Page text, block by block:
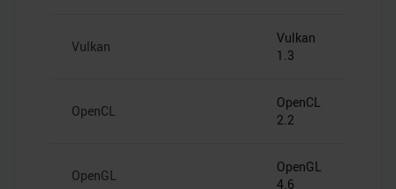
Vulkan
Vulkan
1.3
OpenCL
OpenCL
2.2
OpenGL
OpenGL
4.6